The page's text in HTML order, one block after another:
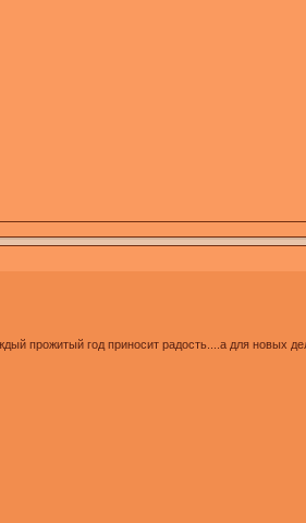
прожитый год приносит радость....а для новых